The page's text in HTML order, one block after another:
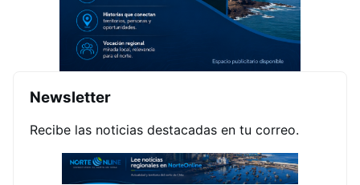
Newsletter
Recibe las noticias destacadas en tu correo.